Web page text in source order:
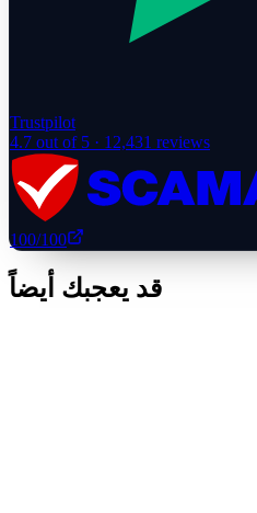
Trustpilot
4.7 out of 5 · 12,431 reviews
100/100
قد يعجبك أيضاً